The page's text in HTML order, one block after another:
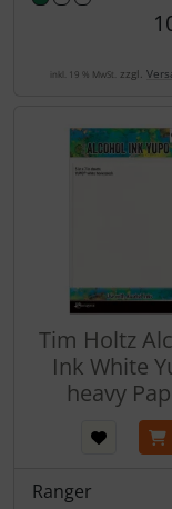
inkl. 19 % MwSt. zzgl.
Tim Holtz
Ink White
heavy
Ranger